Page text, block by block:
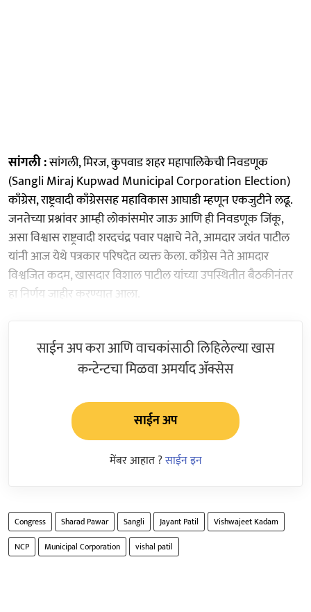
सांगली :सांगली, मिरज, कुपवाड शहर महापालिकेची निवडणूक
(Sangli Miraj Kupwad Municipal Corporation Election)
काँग्रेस, राष्ट्रवादी काँग्रेससह महाविकास आघाडी म्हणून एकजुटीने लढू.
जनतेच्या प्रश्नांवर आम्ही लोकांसमोर जाऊ आणि ही निवडणूक जिंकू,
असा विश्वास राष्ट्रवादी शरदचंद्र पवार पक्षाचे नेते, आमदार जयंत पाटील
यांनी आज येथे पत्रकार परिषदेत व्यक्त केला. काँग्रेस नेते आमदार
विश्वजित कदम, खासदार विशाल पाटील यांच्या उपस्थितीत बैठकीनंतर
हा निर्णय जाहीर करण्यात आला.
साईन अप करा आणि वाचकांसाठी लिहिलेल्या खास
कन्टेन्टचा मिळवा अमर्याद ॲक्सेस
साईन अप
मेंबर आहात ?साईन इन
Congress Sharad Pawar Sangli Jayant Patil
Vishwajeet Kadam
NCP
Municipal Corporation vishal patil